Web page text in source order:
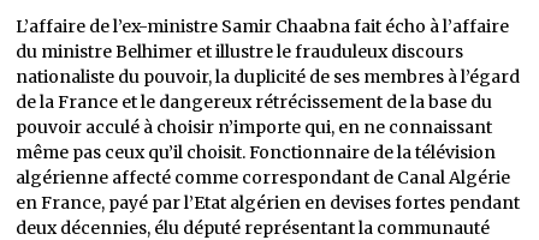
L’affaire de l’ex-ministre Samir Chaabna fait écho à l’affaire
du ministre Belhimer et illustre le frauduleux discours
nationaliste du pouvoir, la duplicité de ses membres à l’égard
de la France et le dangereux rétrécissement de la base du
pouvoir acculé à choisir n’importe qui, en ne connaissant
même pas ceux qu’il choisit. Fonctionnaire de la télévision
algérienne affecté comme correspondant de Canal Algérie
en France, payé par l’Etat algérien en devises fortes pendant
deux décennies, élu député représentant la communauté